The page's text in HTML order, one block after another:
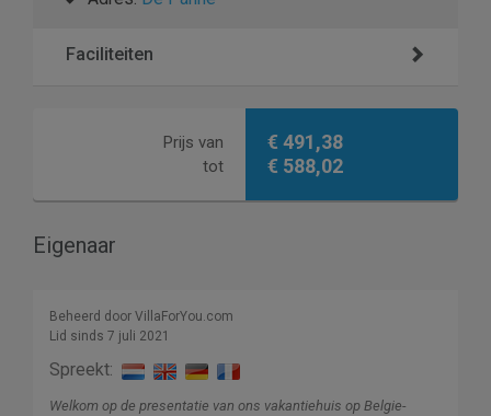
Faciliteiten
Prijs van
tot
€ 491,38
€ 588,02
Eigenaar
Beheerd door VillaForYou.com
Lid sinds 7 juli 2021
Spreekt:
Welkom op de presentatie van ons vakantiehuis op Belgie-